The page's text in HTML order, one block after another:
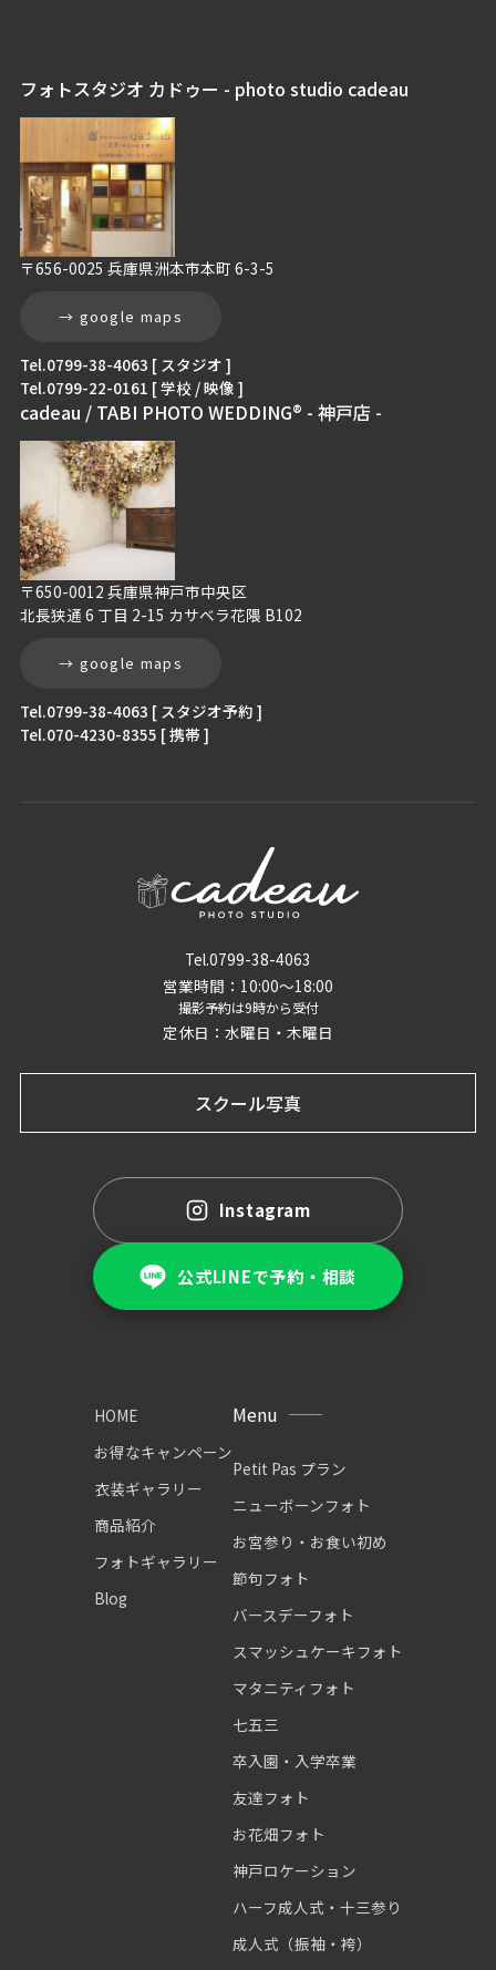
フォトスタジオ カドゥー - photo studio cadeau
〒656-0025 兵庫県洲本市本町 6-3-5
→ google maps
Tel.0799-38-4063 [ スタジオ ]
Tel.0799-22-0161 [ 学校 / 映像 ]
cadeau / TABI PHOTO WEDDING® - 神戸店 -
〒650-0012 兵庫県神戸市中央区
北長狭通 6 丁目 2-15 カサベラ花隈 B102
→ google maps
Tel.0799-38-4063 [ スタジオ予約 ]
Tel.070-4230-8355 [ 携帯 ]
Tel.0799-38-4063
営業時間：10:00〜18:00
撮影予約は9時から受付
定休日：水曜日・木曜日
スクール写真
Instagram
公式LINEで予約・相談
HOME
お得なキャンペーン
衣装ギャラリー
商品紹介
フォトギャラリー
Blog
Menu
Petit Pas プラン
ニューボーンフォト
お宮参り・お食い初め
節句フォト
バースデーフォト
スマッシュケーキフォト
マタニティフォト
七五三
卒入園・入学卒業
友達フォト
お花畑フォト
神戸ロケーション
ハーフ成人式・十三参り
成人式（振袖・袴）